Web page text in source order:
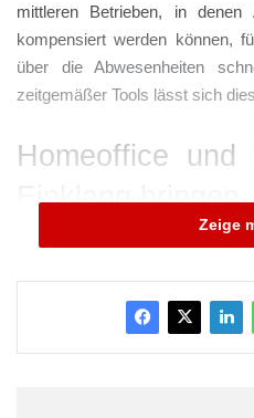
mittleren Betrieben, in
kompensiert werden können,
über die Abwesenheiten
zeitgemäßer Tools lässt sich
Homeoffice und
Einklang bringen
Im Unterschied zu den
erfordert das hybride Arbeiten
digitaler Abstimmung.
Zeige